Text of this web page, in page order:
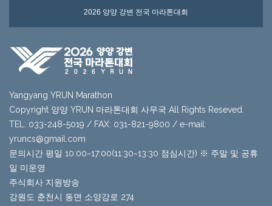
2026 양양 강변 전국 마라톤대회
Yangyang YRUN Marathon
Copyright 양양 YRUN 마라톤대회 사무국 All Rights Reseved.
TEL: 033-248-5019 / FAX: 031-821-9800 / e-mail:
yruncs@gmail.com
문의시간 평일 10:00~17:00(11:30~13:30 점심시간) ※ 주말 및 공휴
일 미운영
주식회사 지원방송
강원도 춘천시 동면 소양강로 274